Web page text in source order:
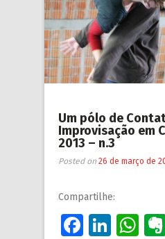
Um pólo de
Improvisação em
2013 – n.3
Posted on 26 de março de
Compartilhe: